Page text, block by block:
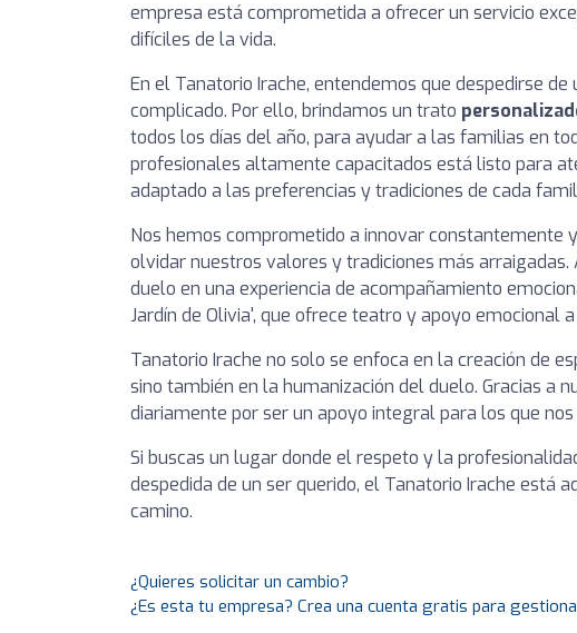
empresa está comprometida a ofrecer un servicio
difíciles de la vida.
En el Tanatorio Irache, entendemos que despedirse
complicado. Por ello, brindamos un trato
todos los días del año, para ayudar a las familias en
profesionales altamente capacitados está listo para
adaptado a las preferencias y tradiciones de cada
Nos hemos comprometido a innovar constantemente
olvidar nuestros valores y tradiciones más
duelo en una experiencia de acompañamiento
Jardín de Olivia', que ofrece teatro y apoyo emocional
Tanatorio Irache no solo se enfoca en la creación de
sino también en la humanización del duelo. Gracias a
diariamente por ser un apoyo integral para los que
Si buscas un lugar donde el respeto y la
despedida de un ser querido, el Tanatorio Irache está
camino.
¿Quieres solicitar un cambio?
¿Es esta tu empresa? Crea una cuenta gratis para